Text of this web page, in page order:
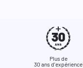
Plus de
30 ans d'expérience